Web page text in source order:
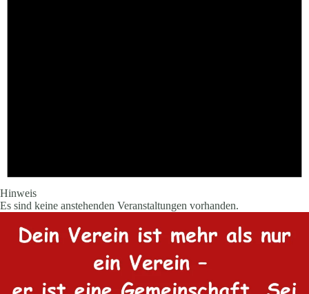
Hinweis
Es sind keine anstehenden Veranstaltungen vorhanden.